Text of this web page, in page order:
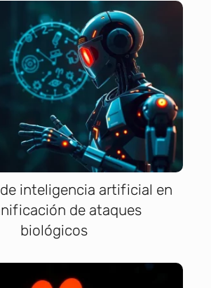
inteligencia artificial en
de ataques
biológicos